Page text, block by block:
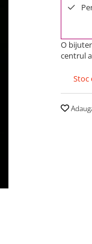
O
centrul
Stoc